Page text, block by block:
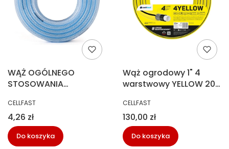
WĄŻ OGÓLNEGO
STOSOWANIA
80M
PRODUCENT
CELLFAST
Cena
4,26 zł
Do koszyka
Wąż ogrodowy 1" 4
warstwowy YELLOW 20
PRODUCENT
CELLFAST
Cena
130,00 zł
Do koszyka